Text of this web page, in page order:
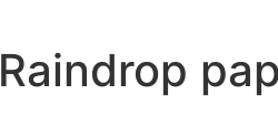
Raindrop